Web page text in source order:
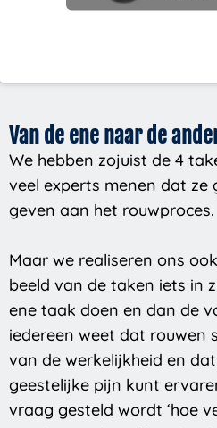
Van de ene naar de
We hebben zojuist de 4
veel experts menen dat
geven aan het rouwproces.
Maar we realiseren ons
beeld van de taken iets in
ene taak doen en dan de
iedereen weet dat rouwen
van de werkelijkheid en
geestelijke pijn kunt
vraag gesteld wordt ‘hoe